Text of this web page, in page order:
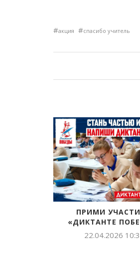
#акция #спасибо учитель
ПРИМИ
«ДИКТАНТЕ
22.04.2026